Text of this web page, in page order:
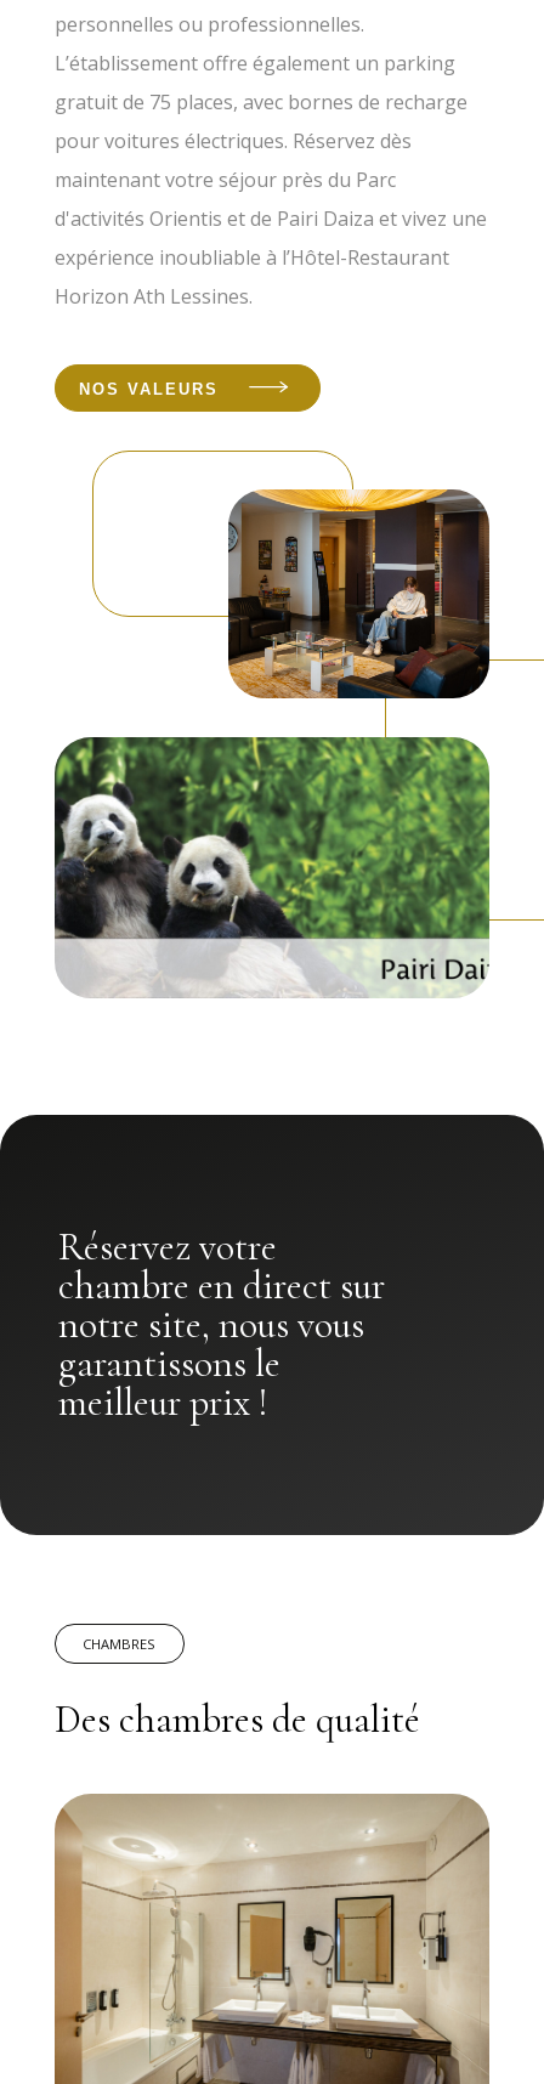
personnelles ou professionnelles.
L’établissement offre également un parking
gratuit de 75 places, avec bornes de recharge
pour voitures électriques. Réservez dès
maintenant votre séjour près du Parc
d'activités Orientis et de Pairi Daiza et vivez une
expérience inoubliable à l’Hôtel-Restaurant
Horizon Ath Lessines.
NOS VALEURS
Réservez votre
chambre en direct sur
notre site, nous vous
garantissons le
meilleur prix !
CHAMBRES
Des chambres de qualité